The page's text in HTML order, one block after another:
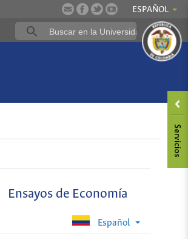
ESPAÑOL
Ensayos de Economía
Español